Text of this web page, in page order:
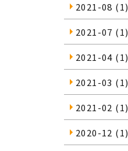
2021-08 (1)
2021-07 (1)
2021-04 (1)
2021-03 (1)
2021-02 (1)
2020-12 (1)